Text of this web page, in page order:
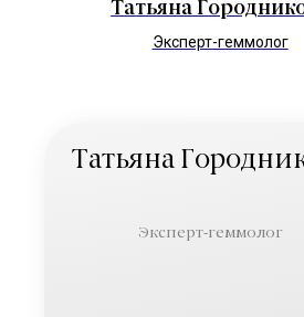
Татьяна
Эксперт-геммолог
Татьяна
Эксперт-геммолог